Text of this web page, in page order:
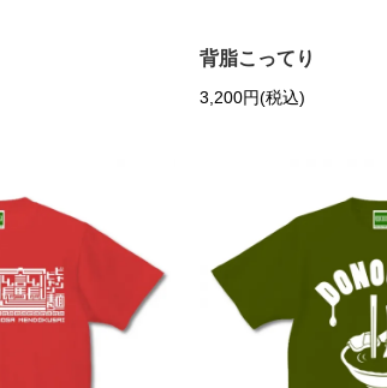
背脂こってり
3,200円(税込)